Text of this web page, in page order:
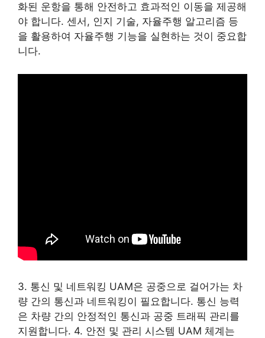
화된 운항을 통해 안전하고 효과적인 이동을 제공해
야 합니다. 센서, 인지 기술, 자율주행 알고리즘 등
을 활용하여 자율주행 기능을 실현하는 것이 중요합
니다.
3. 통신 및 네트워킹 UAM은 공중으로 걸어가는 차
량 간의 통신과 네트워킹이 필요합니다. 통신 능력
은 차량 간의 안정적인 통신과 공중 트래픽 관리를
지원합니다. 4. 안전 및 관리 시스템 UAM 체계는